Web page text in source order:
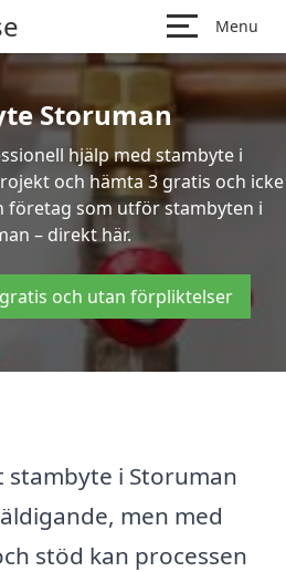
Menu
Storuman
hjälp med stambyte i
och hämta 3 gratis och icke
företag som utför stambyten i
– direkt här.
och utan förpliktelser
i Storuman
men med
stöd kan processen